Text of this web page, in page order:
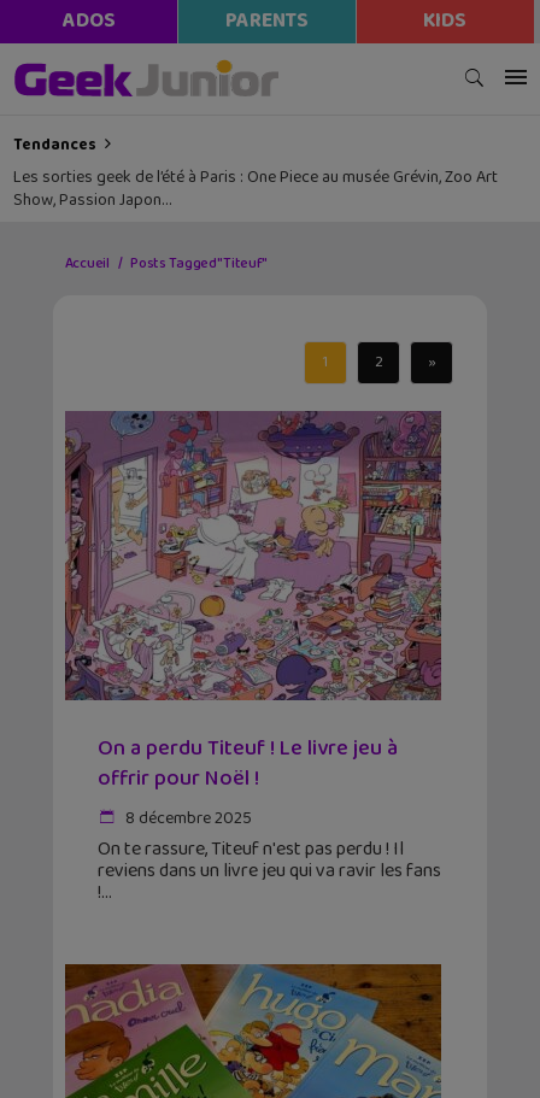
ADOS PARENTS KIDS
Tendances
Les sorties geek de l’été à Paris : One Piece au musée Grévin, Zoo Art
Show, Passion Japon…
Accueil Posts Tagged "Titeuf"
1 2 »
On a perdu Titeuf ! Le livre jeu à
offrir pour Noël !
8 décembre 2025
On te rassure, Titeuf n'est pas perdu ! Il
reviens dans un livre jeu qui va ravir les fans
!